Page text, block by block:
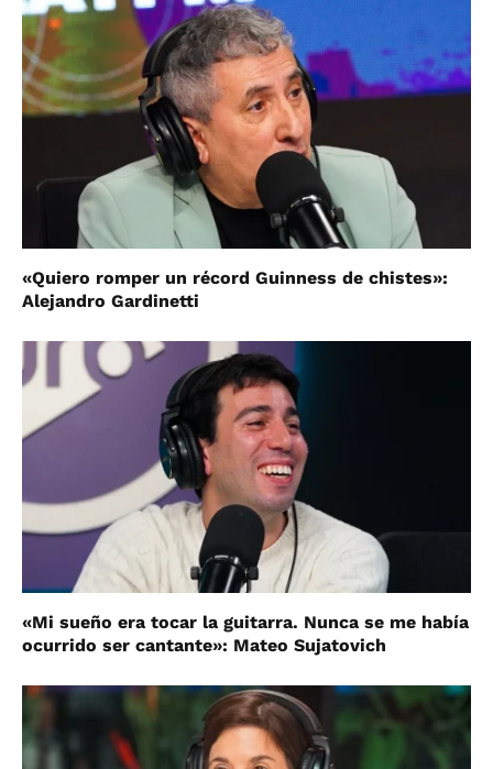
«Quiero romper un récord Guinness de chistes»:
Alejandro Gardinetti
«Mi sueño era tocar la guitarra. Nunca se me había
ocurrido ser cantante»: Mateo Sujatovich